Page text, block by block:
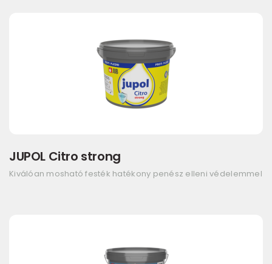
JUPOL Citro strong
Kiválóan mosható festék hatékony penész elleni védelemmel